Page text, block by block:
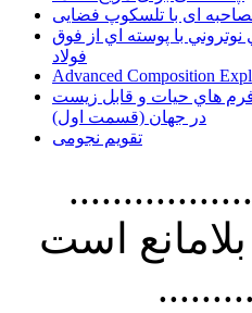
نوتروني با پوسته اي از فوق
فولاد
Advanced Composition
هاي حيات و قابل زيست
در جهان (قسمت اول)
تقویم نجومی
استفاده از
است